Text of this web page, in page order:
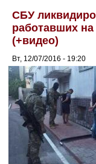
СБУ
работавших
(+видео)
Вт, 12/07/2016 - 19:20